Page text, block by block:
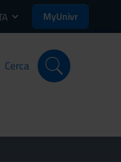
MyUnivr
Cerca